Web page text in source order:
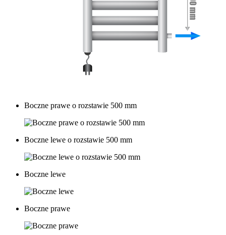
Boczne prawe o rozstawie 500 mm
Boczne lewe o rozstawie 500 mm
Boczne lewe
Boczne prawe